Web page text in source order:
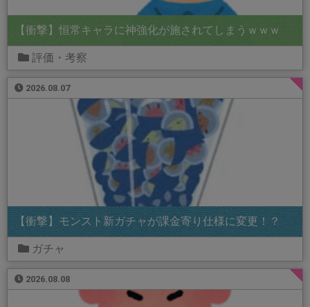
【衝撃】恒常キャラに神強化が施されてしまうｗｗｗ
評価・考察
2026.08.07
【衝撃】モンスト新ガチャが課金寄り仕様に変更！？
ガチャ
2026.08.08